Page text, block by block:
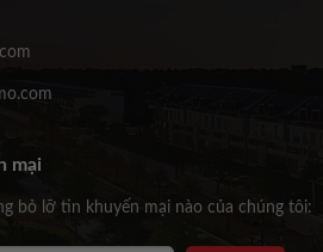
mại
bỏ lỡ tin khuyến mại nào của chúng tôi: